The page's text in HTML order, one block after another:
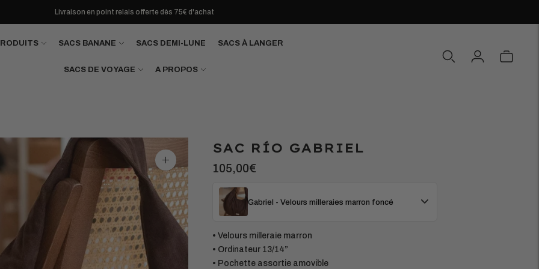
Livraison en point relais offerte dès 75€ d'achat
SACS BANANE SACS DEMI-LUNE SACS À LANGER
SACS DE VOYAGE A PROPOS
Agrandir
l'image
SAC RÍO GABRIEL
105,00€
Gabriel - Velours milleraies marron foncé
• Velours milleraie marron
• Ordinateur 13/14”
• Pochette assortie amovible